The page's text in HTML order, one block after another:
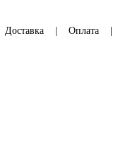
Доставка| Оплата